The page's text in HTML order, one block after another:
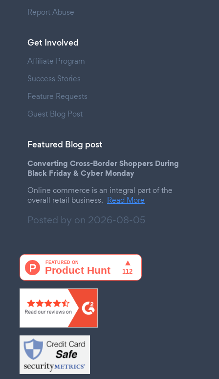
Report Abuse
Get Involved
Affiliate Program
Success Stories
Feature Requests
Guest Blog Post
Featured Blog post
Converting Cross-Border Shoppers During
Black Friday & Cyber Monday
Online commerce is an integral part of the
overall retail business. Read More
Posted by on 2026-08-05